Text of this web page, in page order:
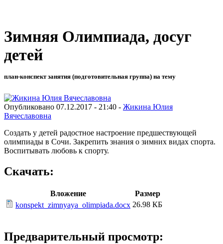
Зимняя Олимпиада, досуг
детей
план-конспект занятия (подготовительная группа) на тему
Опубликовано 07.12.2017 - 21:40 - Жикина Юлия
Вячеславовна
Создать у детей радостное настроение предшествующей
олимпиады в Сочи. Закрепить знания о зимних видах спорта.
Воспитывать любовь к спорту.
Скачать:
Вложение
Размер
konspekt_zimnyaya_olimpiada.docx 26.98 КБ
Предварительный просмотр: